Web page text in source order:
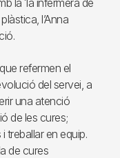
la 1a infermera de
l’Anna
refermen el
del servei, a
una atenció
de les cures;
treballar en equip.
de cures